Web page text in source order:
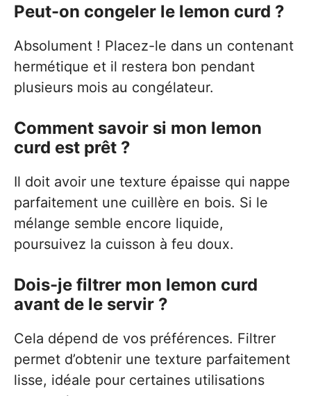
Peut-on congeler le lemon curd ?
Absolument ! Placez-le dans un contenant
hermétique et il restera bon pendant
plusieurs mois au congélateur.
Comment savoir si mon lemon
curd est prêt ?
Il doit avoir une texture épaisse qui nappe
parfaitement une cuillère en bois. Si le
mélange semble encore liquide,
poursuivez la cuisson à feu doux.
Dois-je filtrer mon lemon curd
avant de le servir ?
Cela dépend de vos préférences. Filtrer
permet d’obtenir une texture parfaitement
lisse, idéale pour certaines utilisations